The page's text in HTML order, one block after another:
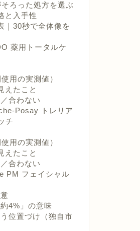
ろった処方を選ぶ
と入手性
｜30秒で全体像を
薬用トータルケ
用の実測値）
えたこと
合わない
Posay トレリア
チ
用の実測値）
えたこと
合わない
PM フェイシャル
4%」の意味
位置づけ（独自市